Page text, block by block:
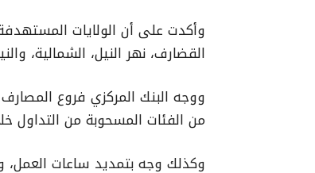
وأكدت على أن الولايات
القضارف، نهر النيل، الشمالية،
ووجه البنك المركزي فروع المصارف
من الفئات المسحوبة من التداول
وكذلك وجه بتمديد ساعات العمل،